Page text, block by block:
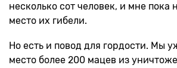
несколько сот человек, и мне пока
место их гибели.
Но есть и повод для гордости. Мы
место более 200 мацев из